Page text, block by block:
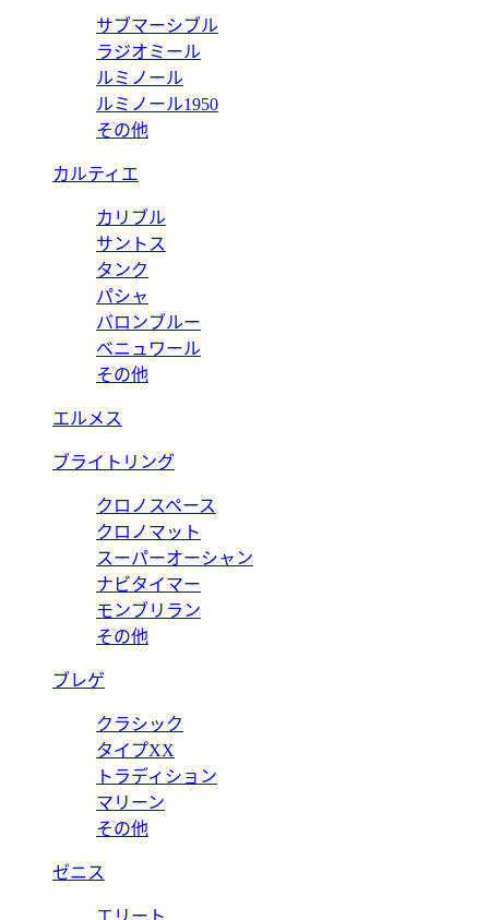
サブマーシブル
ラジオミール
ルミノール
ルミノール1950
その他
カルティエ
カリブル
サントス
タンク
パシャ
バロンブルー
ベニュワール
その他
エルメス
ブライトリング
クロノスペース
クロノマット
スーパーオーシャン
ナビタイマー
モンブリラン
その他
ブレゲ
クラシック
タイプXX
トラディション
マリーン
その他
ゼニス
エリート